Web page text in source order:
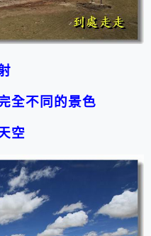
全不同的景色
空